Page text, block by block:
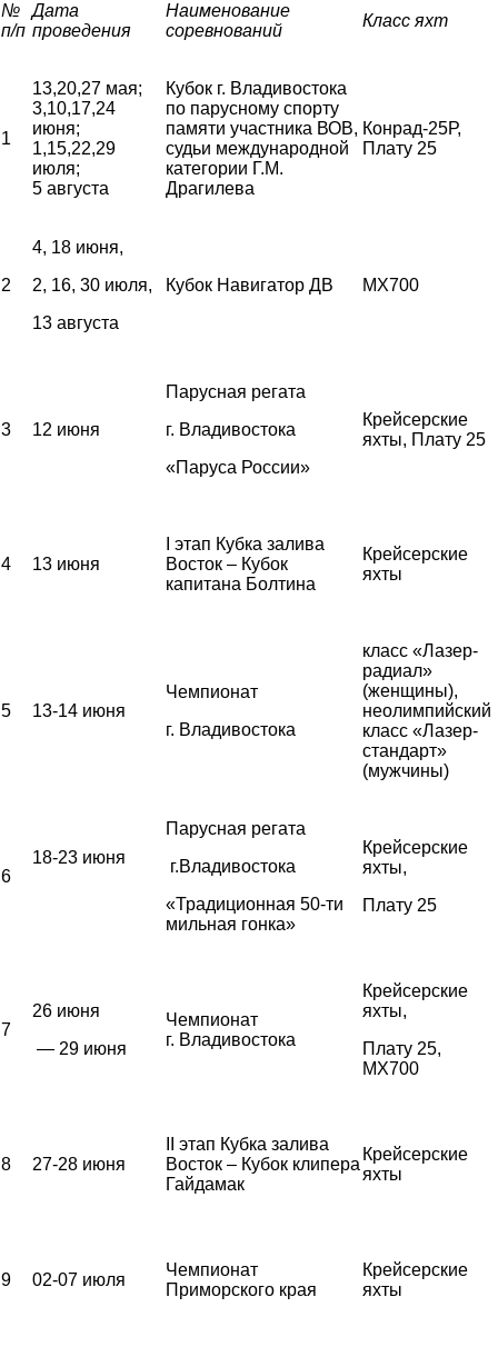
№
п/п
Дата
проведения
Наименование
соревнований
Класс яхт
1
13,20,27 мая;
3,10,17,24
июня;
1,15,22,29
июля;
5 августа
Кубок г. Владивостока
по парусному спорту
памяти участника ВОВ,
судьи международной
категории Г.М.
Драгилева
Конрад-25Р,
Плату 25
2
4, 18 июня,
2, 16, 30 июля,
13 августа
Кубок Навигатор ДВ MX700
3 12 июня
Парусная регата
г. Владивостока
«Паруса России»
Крейсерские
яхты, Плату 25
4 13 июня
I этап Кубка залива
Восток – Кубок
капитана Болтина
Крейсерские
яхты
5 13-14 июня
Чемпионат
г. Владивостока
класс «Лазер-
радиал»
(женщины),
неолимпийский
класс «Лазер-
стандарт»
(мужчины)
6
18-23 июня
Парусная регата
г.Владивостока
«Традиционная 50-ти
мильная гонка»
Крейсерские
яхты,
Плату 25
7
26 июня
— 29 июня
Чемпионат
г. Владивостока
Крейсерские
яхты,
Плату 25,
MX700
8 27-28 июня
II этап Кубка залива
Восток – Кубок клипера
Гайдамак
Крейсерские
яхты
9 02-07 июля
Чемпионат
Приморского края
Крейсерские
яхты